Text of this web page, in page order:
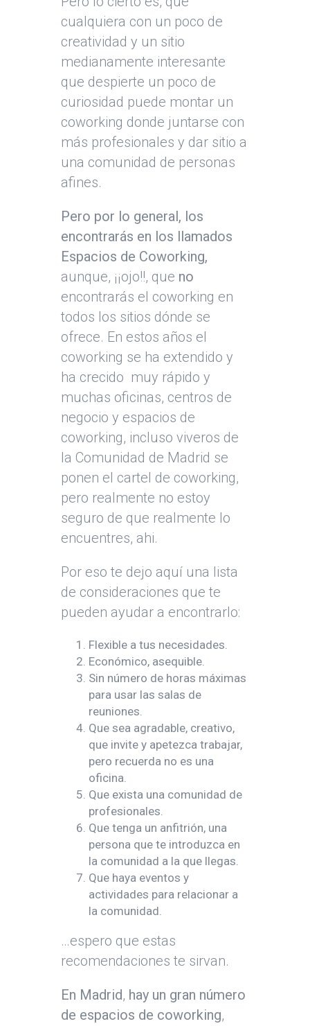
cualquiera con un poco de
creatividad y un sitio
medianamente interesante
que despierte un poco de
curiosidad puede montar un
coworking donde juntarse con
más profesionales y dar sitio a
una comunidad de personas
afines.
Pero por lo general, los
encontrarás en los llamados
Espacios de Coworking,
aunque, ¡¡ojo!!, que no
encontrarás el coworking en
todos los sitios dónde se
ofrece. En estos años el
coworking se ha extendido y
ha crecido muy rápido y
muchas oficinas, centros de
negocio y espacios de
coworking, incluso viveros de
la Comunidad de Madrid se
ponen el cartel de coworking,
pero realmente no estoy
seguro de que realmente lo
encuentres, ahi.
Por eso te dejo aquí una lista
de consideraciones que te
pueden ayudar a encontrarlo:
Flexible a tus necesidades.
Económico, asequible.
Sin número de horas máximas
para usar las salas de
reuniones.
Que sea agradable, creativo,
que invite y apetezca trabajar,
pero recuerda no es una
oficina.
Que exista una comunidad de
profesionales.
Que tenga un anfitrión, una
persona que te introduzca en
la comunidad a la que llegas.
Que haya eventos y
actividades para relacionar a
la comunidad.
…espero que estas
recomendaciones te sirvan.
En Madrid, hay un gran número
de espacios de coworking,